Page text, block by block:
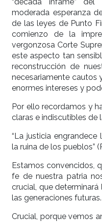
moderada esperanza
de las leyes de Punto
comienzo de la
vergonzosa Corte
este aspecto tan
reconstrucción de
necesariamente cautos
enormes intereses y
Por ello recordamos y
claras e indiscutibles de
“La justicia engrandece
la ruina de los pueblos”
Estamos convencidos,
fe de nuestra patria
crucial, que
las generaciones futuras.
Crucial, porque vemos